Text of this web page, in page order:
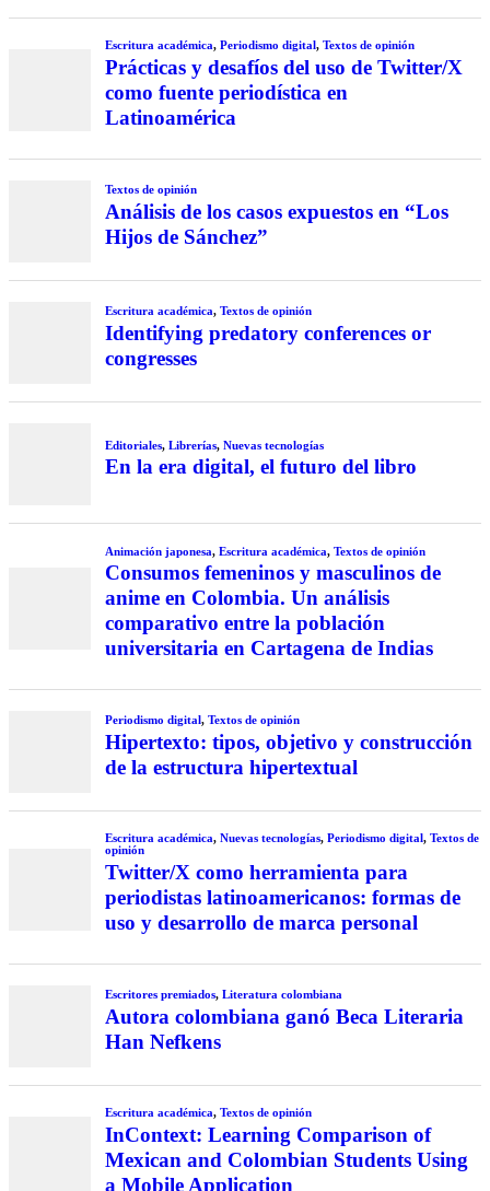
Escritura académica, Periodismo digital, Textos de opinión
Prácticas y desafíos del uso de Twitter/X
como fuente periodística en
Latinoamérica
Textos de opinión
Análisis de los casos expuestos en “Los
Hijos de Sánchez”
Escritura académica, Textos de opinión
Identifying predatory conferences or
congresses
Editoriales, Librerías, Nuevas tecnologías
En la era digital, el futuro del libro
Animación japonesa, Escritura académica, Textos de opinión
Consumos femeninos y masculinos de
anime en Colombia. Un análisis
comparativo entre la población
universitaria en Cartagena de Indias
Periodismo digital, Textos de opinión
Hipertexto: tipos, objetivo y construcción
de la estructura hipertextual
Escritura académica, Nuevas tecnologías, Periodismo digital, Textos de
opinión
Twitter/X como herramienta para
periodistas latinoamericanos: formas de
uso y desarrollo de marca personal
Escritores premiados, Literatura colombiana
Autora colombiana ganó Beca Literaria
Han Nefkens
Escritura académica, Textos de opinión
InContext: Learning Comparison of
Mexican and Colombian Students Using
a Mobile Application